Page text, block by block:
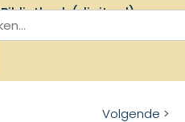
Bibliotheek (digitaal)
Volgende >